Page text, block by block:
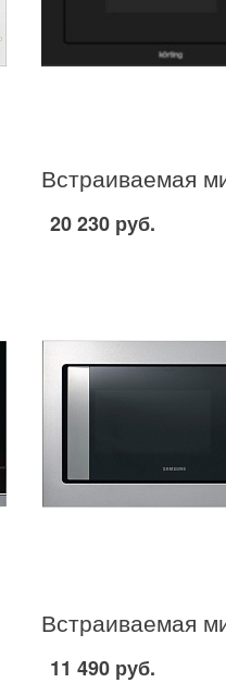
20 230 руб.
11 490 руб.